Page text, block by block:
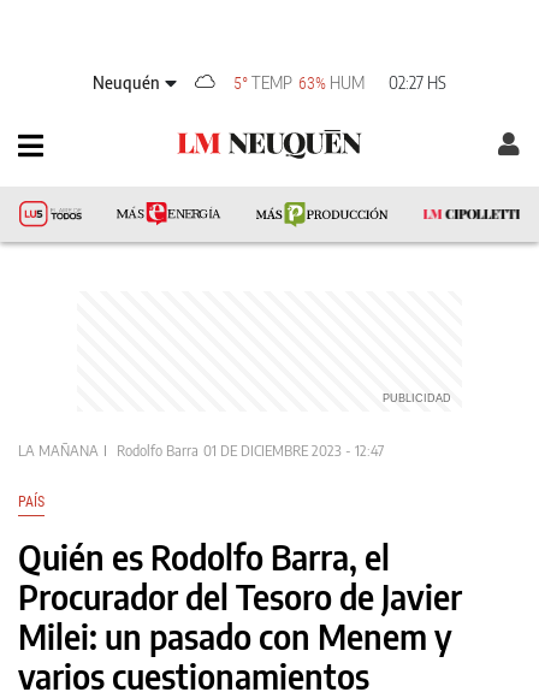
Neuquén 5° TEMP 63% HUM 02:27 HS
LA MAÑANA Rodolfo Barra 01 DE DICIEMBRE 2023 - 12:47
PAÍS
Quién es Rodolfo Barra, el
Procurador del Tesoro de Javier
Milei: un pasado con Menem y
varios cuestionamientos